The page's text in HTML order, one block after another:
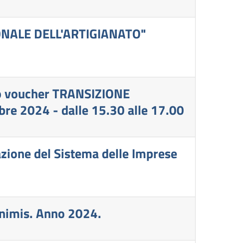
DELL'ARTIGIANATO"
TRANSIZIONE
2024 - dalle 15.30 alle 17.00
del Sistema delle Imprese
Anno 2024.